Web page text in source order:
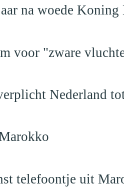
na woede Koning
voor "zware
Nederland
telefoontje uit